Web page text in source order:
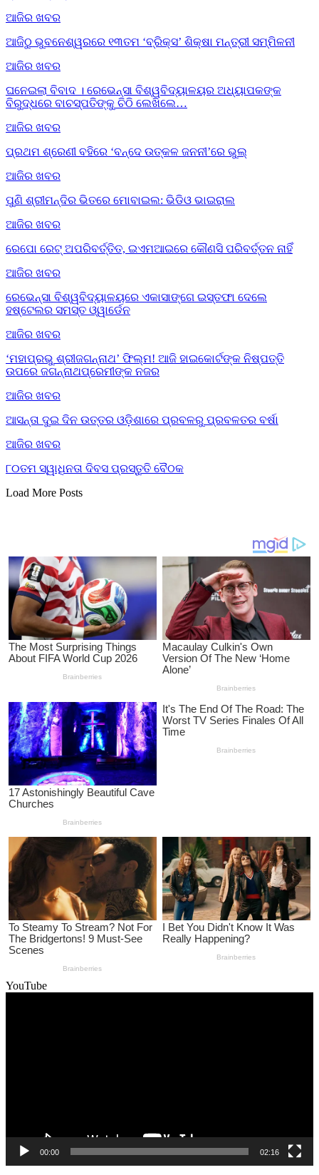
ଆଜିର ଖବର
ଆଜିଠୁ ଭୁବନେଶ୍ୱରରେ ୧୩ତମ ‘ବ୍ରିକ୍ସ’ ଶିକ୍ଷା ମନ୍ତ୍ରୀ ସମ୍ମିଳନୀ
ଆଜିର ଖବର
ଘନେଇଲା ବିବାଦ । ରେଭେନ୍ସା ବିଶ୍ୱବିଦ୍ୟାଳୟର ଅଧ୍ୟାପକଙ୍କ
ବିରୁଦ୍ଧରେ ବାଚସ୍ପତିଙ୍କୁ ଚିଠି ଲେଖିଲେ…
ଆଜିର ଖବର
ପ୍ରଥମ ଶ୍ରେଣୀ ବହିରେ ‘ବନ୍ଦେ ଉତ୍କଳ ଜନନୀ’ରେ ଭୁଲ୍‌
ଆଜିର ଖବର
ପୁଣି ଶ୍ରୀମନ୍ଦିର ଭିତରେ ମୋବାଇଲ: ଭିଡିଓ ଭାଇରାଲ
ଆଜିର ଖବର
ରେପୋ ରେଟ୍ ଅପରିବର୍ତ୍ତିତ, ଇଏମଆଇରେ କୌଣସି ପରିବର୍ତ୍ତନ ନାହିଁ
ଆଜିର ଖବର
ରେଭେନ୍ସା ବିଶ୍ୱବିଦ୍ୟାଳୟରେ ଏକାସାଙ୍ଗେ ଇସ୍ତଫା ଦେଲେ
ହଷ୍ଟେଲର ସମସ୍ତ ଓ୍ୱାର୍ଡେନ
ଆଜିର ଖବର
‘ମହାପ୍ରଭୁ ଶ୍ରୀଜଗନ୍ନାଥ’ ଫିଲ୍ମ! ଆଜି ହାଇକୋର୍ଟଙ୍କ ନିଷ୍ପତ୍ତି
ଉପରେ ଜଗନ୍ନାଥପ୍ରେମୀଙ୍କ ନଜର
ଆଜିର ଖବର
ଆସନ୍ତା ଦୁଇ ଦିନ ଉତ୍ତର ଓଡ଼ିଶାରେ ପ୍ରବଳରୁ ପ୍ରବଳତର ବର୍ଷା
ଆଜିର ଖବର
୮୦ତମ ସ୍ୱାଧିନତା ଦିବସ ପ୍ରସ୍ତୁତି ବୈଠକ
Load More Posts
YouTube
00:00 02:16